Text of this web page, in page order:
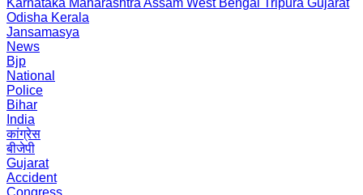
Karnataka Maharashtra Assam West Bengal Tripura Gujarat
Odisha Kerala
Jansamasya
News
Bjp
National
Police
Bihar
India
कांग्रेस
बीजेपी
Gujarat
Accident
Congress